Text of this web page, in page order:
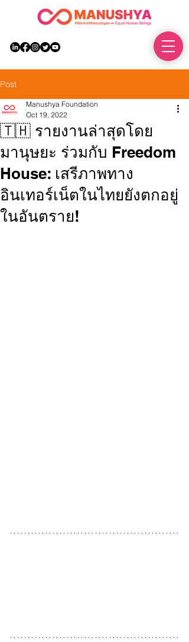
Post
🇹🇭 รายงานล่าสุดโดย
มานุษยะ ร่วมกับ Freedom
House: เสรีภาพทาง
อินเทอร์เน็ตในไทยยังตกอยู่
ในอันตราย!
Manushya Foundation
Oct 19, 2022